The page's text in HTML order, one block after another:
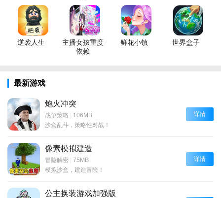
逆袭人生
主播女孩重度
依赖
鲜花小镇 世界盒子
最新游戏
炮火冲突
战争策略 | 106MB
沙盒乱斗，策略性对战！
详情
像素模拟建造
冒险解密 | 75MB
模拟沙盒，建造冒险！
详情
公主换装游戏加强版